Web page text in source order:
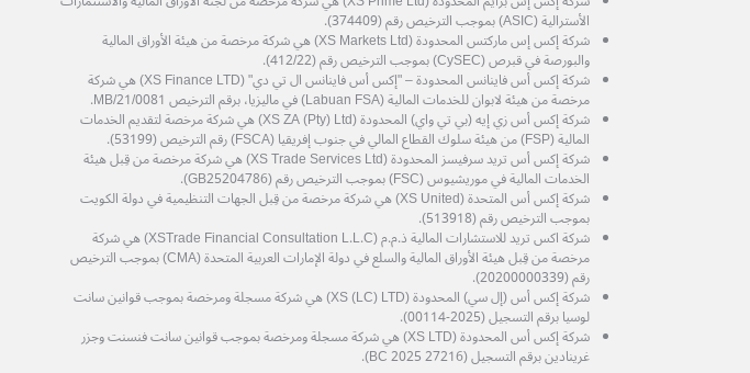
الأسترالية (ASIC) بموجب الترخيص رقم (374409).
شركة إكس إس ماركتس المحدودة (XS Markets Ltd) هي شركة مرخصة من هيئة الأوراق المالية
والبورصة في قبرص (CySEC) بموجب الترخيص رقم (412/22).
شركة إكس أس فاينانس المحدودة – "إكس أس فاينانس ال تي دي" (XS Finance LTD) هي شركة
مرخصة من هيئة لابوان للخدمات المالية (Labuan FSA) في ماليزيا، برقم الترخيص MB/21/0081.
شركة إكس أس زي إيه (بي تي واي) المحدودة (XS ZA (Pty) Ltd) هي شركة مرخصة لتقديم الخدمات
المالية (FSP) من هيئة سلوك القطاع المالي في جنوب إفريقيا (FSCA) رقم الترخيص (53199).
شركة إكس أس تريد سرفيسز المحدودة (XS Trade Services Ltd) هي شركة مرخصة من قِبل هيئة
الخدمات المالية في موريشيوس (FSC) بموجب الترخيص رقم (GB25204786).
شركة إكس أس المتحدة (XS United) هي شركة مرخصة من قِبل الجهات التنظيمية في دولة الكويت
بموجب الترخيص رقم (513918).
شركة اكس تريد للاستشارات المالية ذ.م.م (XSTrade Financial Consultation L.L.C) هي شركة
مرخصة من قِبل هيئة الأوراق المالية والسلع في دولة الإمارات العربية المتحدة (CMA) بموجب الترخيص
رقم (20200000339).
شركة إكس أس (إل سي) المحدودة (XS (LC) LTD) هي شركة مسجلة ومرخصة بموجب قوانين سانت
لوسيا برقم التسجيل (2025-00114).
شركة إكس أس المحدودة (XS LTD) هي شركة مسجلة ومرخصة بموجب قوانين سانت فنسنت وجزر
غرينادين برقم التسجيل (27216 BC 2025).